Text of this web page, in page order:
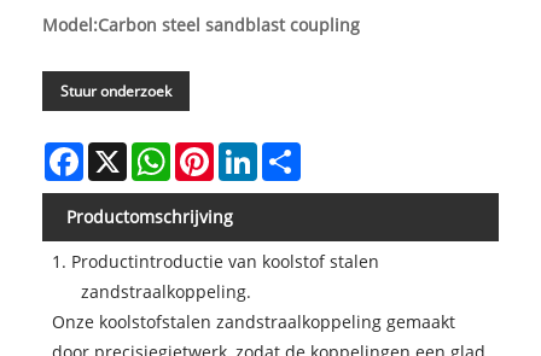
Model:Carbon steel sandblast coupling
Stuur onderzoek
Facebook
X WhatsAppPinterestLinkedIn
Productomschrijving
1. Productintroductie van koolstof stalen
zandstraalkoppeling.
Onze koolstofstalen zandstraalkoppeling gemaakt